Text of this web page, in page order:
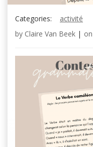
Categories:
activité
by Claire Van Beek | on